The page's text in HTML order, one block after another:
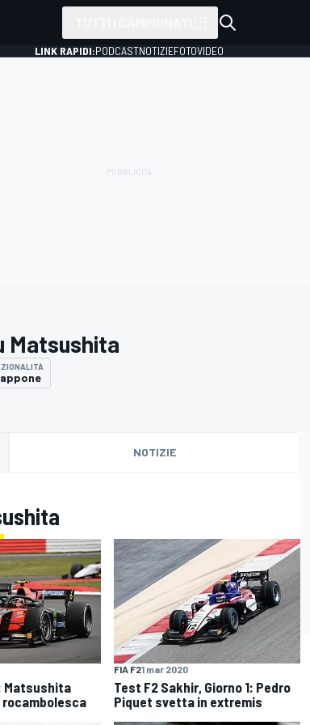
LINK RAPIDI:PODCASTNOTIZIEFOTOVIDEO
Matsushita
NOTIZIE
Matsushita
rocambolesca
FIA F21 mar 2020
Test F2 Sakhir, Giorno 1: Pedro
Piquet svetta in extremis